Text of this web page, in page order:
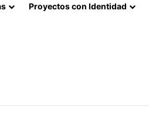
Proyectos con Identidad